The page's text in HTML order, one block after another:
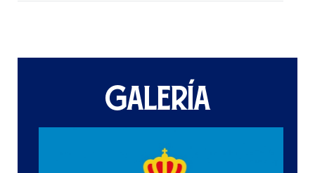
GALERÍA